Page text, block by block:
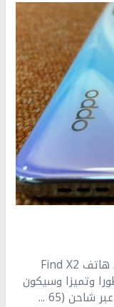
تتحضر شركة OPPO الصينية للكشف عن هاتف Find X2
وتميزا وسيكون
(65 ...